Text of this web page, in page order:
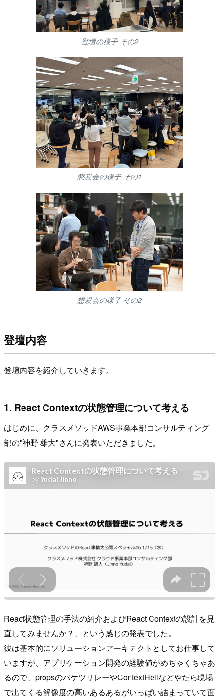
登壇の様子 その2
懇親会の様子 その1
懇親会の様子 その2
登壇内容
登壇内容を紹介していきます。
1. React Contextの状態管理について考える
はじめに、クラスメソッドAWS事業本部コンサルティング
部の"神野 雄大"さんに発表いただきました。
React状態管理の手法の紹介およびReact Contextの設計を見
直してみませんか？、という感じの発表でした。
彼は基本的にソリューションアーキテクトとしてお仕事して
いますが、アプリケーション開発の経験値がめちゃくちゃあ
るので、propsのバケツリレーやContextHellなどやたら現場
で出てくる解像度の高いあるあるがいっぱい詰まっていて面